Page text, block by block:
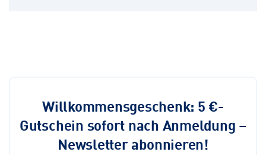
Willkommensgeschenk: 5 €-
Gutschein sofort nach Anmeldung –
Newsletter abonnieren!